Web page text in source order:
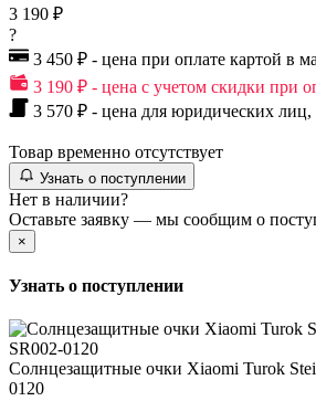
3 190 ₽
?
3 450 ₽ - цена при оплате картой в
3 190 ₽ - цена с учетом скидки при
3 570 ₽ - цена для юридических
Товар временно отсутствует
Узнать о поступлении
Нет в наличии?
Оставьте заявку — мы сообщим о
×
Узнать о поступлении
Солнцезащитные очки Xiaomi Turok
0120